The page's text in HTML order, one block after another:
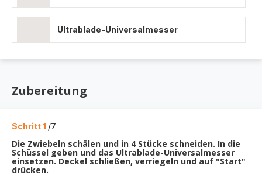
Ultrablade-Universalmesser
Zubereitung
Schritt 1 /7
Die Zwiebeln schälen und in 4 Stücke schneiden. In die
Schüssel geben und das Ultrablade-Universalmesser
einsetzen. Deckel schließen, verriegeln und auf "Start"
drücken.